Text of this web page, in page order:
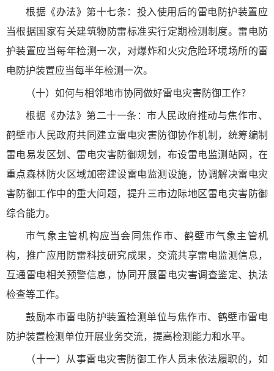
根据《办法》第十七条：投入使用后的雷电防护装置应
当根据国家有关建筑物防雷标准实行定期检测制度。雷电防
护装置应当每年检测一次，对爆炸和火灾危险环境场所的雷
电防护装置应当每半年检测一次。
（十）如何与相邻地市协同做好雷电灾害防御工作？
根据《办法》第二十一条：市人民政府推动与焦作市、
鹤壁市人民政府共同建立雷电灾害防御协作机制，统筹编制
雷电易发区划、雷电灾害防御规划，布设雷电监测站网，在
重点森林防火区域加密建设雷电监测设施，协调解决雷电灾
害防御工作中的重大问题，提升三市边际地区雷电灾害防御
综合能力。
市气象主管机构应当会同焦作市、鹤壁市气象主管机
构，推广应用防雷科技研究成果，交流共享雷电监测信息，
互通雷电相关预警信息，协同开展雷电灾害调查鉴定、执法
检查等工作。
鼓励本市雷电防护装置检测单位与焦作市、鹤壁市雷电
防护装置检测单位开展业务交流，提高检测能力和水平。
（十一）从事雷电灾害防御工作人员未依法履职的，如